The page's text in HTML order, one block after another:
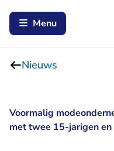
Menu
Nieuws
Voormalig
met twee 15-jarigen